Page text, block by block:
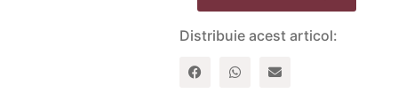
barbati
si
secretul
lor
Distribuie acest articol: